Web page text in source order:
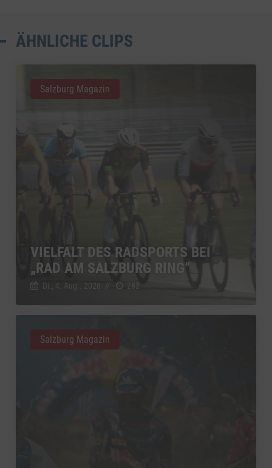
ÄHNLICHE CLIPS
VIELFALT DES RADSPORTS BEI
„RAD AM SALZBURG RING“
Di., 4. Aug.. 2026 // 282
Salzburg Magazin
Salzburg Magazin